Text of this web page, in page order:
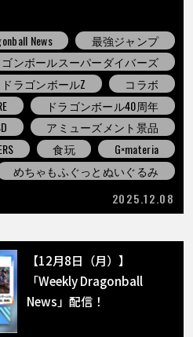
News
最強ジャンプ
ゴンボールスーパーダイバーズ
ドラゴンボールZ
コラボ
ドラゴンボール40周年
アミューズメント景品
食玩
G×materia
めちゃもふぐっとぬいぐるみ
2025.12.08
【12月8日（月）】
「Weekly Dragonball
News」配信！